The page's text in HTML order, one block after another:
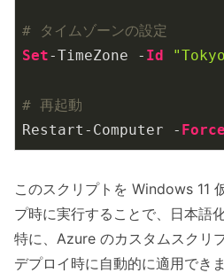
# タイムゾーンの設定
Set-TimeZone - Id
# 再起動
Restart-Computer - Force
このスクリプトを Windows 11
プ時に実行することで、日本語
特に、Azure のカスタムスクリ
デプロイ時に自動的に適用できま